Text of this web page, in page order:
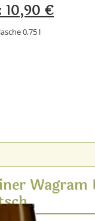
10,90 €
0,75 l
Wagram